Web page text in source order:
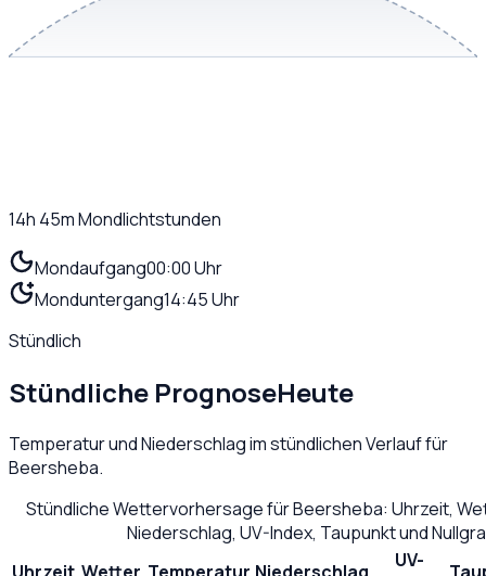
14h 45mMondlichtstunden
Mondaufgang00:00 Uhr
Monduntergang14:45 Uhr
Stündlich
Stündliche PrognoseHeute
Temperatur und Niederschlag im stündlichen Verlauf für
Beersheba.
Stündliche Wettervorhersage fürBeersheba: Uhrzeit,
Niederschlag, UV-Index, Taupunkt und
UV-